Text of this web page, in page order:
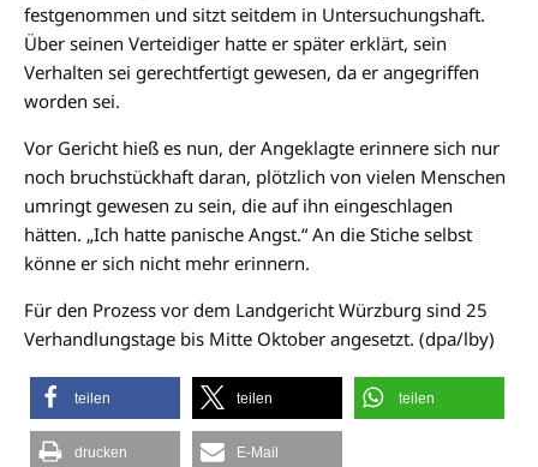
festgenommen und sitzt seitdem in Untersuchungshaft.
Über seinen Verteidiger hatte er später erklärt, sein
Verhalten sei gerechtfertigt gewesen, da er angegriffen
worden sei.
Vor Gericht hieß es nun, der Angeklagte erinnere sich nur
noch bruchstückhaft daran, plötzlich von vielen Menschen
umringt gewesen zu sein, die auf ihn eingeschlagen
hätten. „Ich hatte panische Angst.“ An die Stiche selbst
könne er sich nicht mehr erinnern.
Für den Prozess vor dem Landgericht Würzburg sind 25
Verhandlungstage bis Mitte Oktober angesetzt. (dpa/lby)
teilen teilen teilen
drucken E-Mail